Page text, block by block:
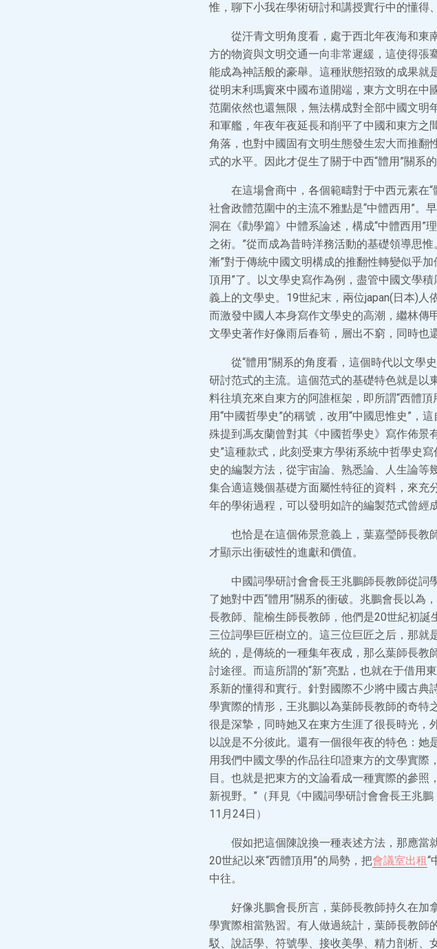
惟，聊下小我在學術研討和講授實行中的懂得
從汗青文明角度看，處于西北年夜海和東
方的物資與文明交通一向非常遲緩，這使得張
能成為神話般的豪舉。這種狀態招致的成果就
從明末利瑪竇來中國布道開端，東方文明在中
范圍依然也還無限，無法構成對全部中國文明
和軍艦，年夜年夜延長和削平了中國和東方之
角落，也對中國固有文明生態發生宏大而推翻
式的水平。因此才促生了關于中西“體用”關系的
在這場會商中，各個範疇對于中西元素在
社會政體范圍中的主流不雅點是“中體西用”。
洞在《勸學篇》中體系論述，構成“中體西用”
之術。”從而成為昔時洋務活動的基礎領導思
漸”對于傳統中國文明構成的推翻性轉變似乎
頂用”了。以文學史寫作為例，盡管中國文學
義上的文學史。19世紀末，兩位japan(日本)
而激發中國人本身寫作文學史的高潮，繼林傳
文學史著作好像雨后春筍，層出不窮，同時也
從“體用”關系的角度看，這個時代以文學
研討范式的主流。這個范式的基礎特色就是以
料往填充來自東方的阿誰框架，即所謂“西體
用“中國哲學史”的稱號，改用“中國思惟史”，
殊提到馮友蘭曾對其《中國哲學史》寫作佈景
史”這種款式，此刻受東方學術系統中哲學史
史的編製方法，從宇宙論、熟悉論、人生論
集合適這幾個基礎方面屬性特征的資料，來充
年的學術過程，可以發明如許的編製范式曾經
也恰是在這個佈景意義上，葉嘉瑩師長教
才顯示出衝破性的進獻和價值。
中國詞學研討會會長王兆鵬師長教師從詞
了她對中西“體用”關系的衝破。兆鵬會長以為
長教師、龍榆生師長教師，他們是20世紀初
三位詞學巨匠樹立的。這三位巨匠之后，那就
統的，是傳統的一種集年夜成，那么葉師長教
討途徑。而這所謂的“新”亮點，也就在于借用
系新的懂得和實行。針對國際不少將中國古典
學實際的情形，王兆鵬以為葉師長教師的奇特
很是深摯，同時她又在東方生涯了很長時光，
以說是不分彼此。還有一個很年夜的特色：她
用我們中國文學的作品往印證東方的文學實際
目。也就是把東方的文論看成一種實際的參
新視野。”（拜見《中國詞學研討會會長王兆
11月24日）
假如把這個陳說換一種表述方法，那應當
20世紀以來“西體頂用”的局勢，把會議室出租“
中往。
好像兆鵬會長所言，葉師長教師持久在加
學實際相當熟習。有人做過統計，葉師長教師
駁、說話學、符號學、接收美學、精力剖析、